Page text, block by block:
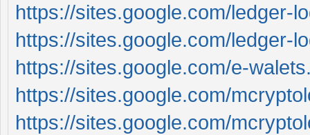
https://sites.google.com/ledger-
https://sites.google.com/ledger-
https://sites.google.com/e-
https://sites.google.com/
https://sites.google.com/